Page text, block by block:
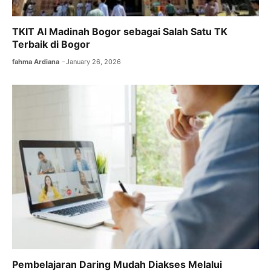
TKIT Al Madinah Bogor sebagai Salah Satu TK
Terbaik di Bogor
fahma Ardiana January 26, 2026
Pembelajaran Daring Mudah Diakses Melalui